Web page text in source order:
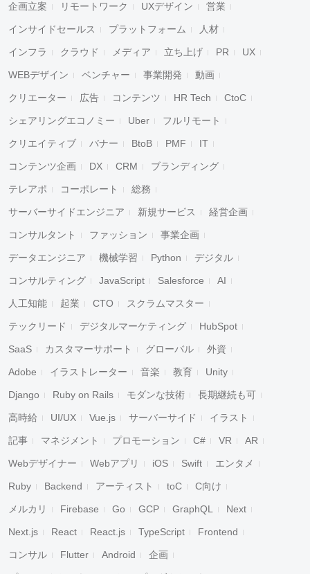
企画立案 リモートワーク UXデザイン 営業
インサイドセールス プラットフォーム 人材
インフラ クラウド メディア 立ち上げ PR UX
WEBデザイン ベンチャー 事業開発 動画
クリエーター 広告 コンテンツ HR Tech CtoC
シェアリングエコノミー Uber フルリモート
クリエイティブ バナー BtoB PMF IT
コンテンツ企画 DX CRM ブランディング
テレアポ コーポレート 総務
サーバーサイドエンジニア 新規サービス 経営企画
コンサルタント ファッション 事業企画
データエンジニア 機械学習 Python デジタル
コンサルティング JavaScript Salesforce AI
人工知能 起業 CTO スクラムマスター
テックリード デジタルマーケティング HubSpot
SaaS カスタマーサポート グローバル 外資
Adobe イラストレーター 音楽 教育 Unity
Django Ruby on Rails モダンな技術 長期継続も可
高時給 UI/UX Vue.js サーバーサイド イラスト
記事 マネジメント プロモーション C# VR AR
Webデザイナー Webアプリ iOS Swift エンタメ
Ruby Backend アーティスト toC C向け
メルカリ Firebase Go GCP GraphQL Next
Next.js React React.js TypeScript Frontend
コンサル Flutter Android 企画